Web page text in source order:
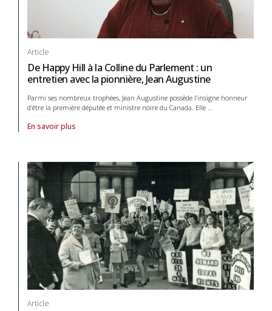
Article
De Happy Hill à la Colline du Parlement : un
entretien avec la pionnière, Jean Augustine
Parmi ses nombreux trophées, Jean Augustine possède l’insigne honneur
d’être la première députée et ministre noire du Canada. Elle
En savoir plus
À propos de article De Happy Hill à la Colline du Parlement : un
Article